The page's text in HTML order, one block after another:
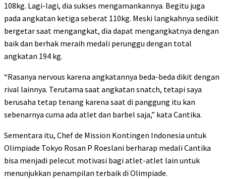
108kg. Lagi-lagi, dia sukses mengamankannya. Begitu juga
pada angkatan ketiga seberat 110kg. Meski langkahnya sedikit
bergetar saat mengangkat, dia dapat mengangkatnya dengan
baik dan berhak meraih medali perunggu dengan total
angkatan 194 kg.
“Rasanya nervous karena angkatannya beda-beda dikit dengan
rival lainnya. Terutama saat angkatan snatch, tetapi saya
berusaha tetap tenang karena saat di panggung itu kan
sebenarnya cuma ada atlet dan barbel saja,” kata Cantika.
Sementara itu, Chef de Mission Kontingen Indonesia untuk
Olimpiade Tokyo Rosan P Roeslani berharap medali Cantika
bisa menjadi pelecut motivasi bagi atlet-atlet lain untuk
menunjukkan penampilan terbaik di Olimpiade.